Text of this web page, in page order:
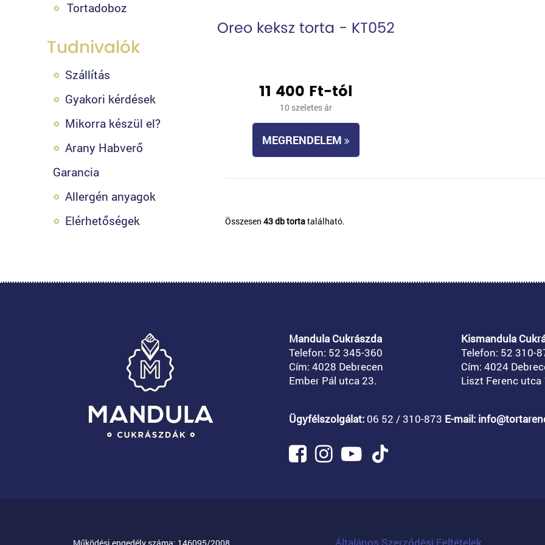
Tortadoboz
Tudnivalók
Szállítás
Gyakori kérdések
Mikorra készül el?
Arany Habverő
Garancia
Allergén anyagok
Elérhetőségek
Oreo keksz torta - KT052
11 400 Ft-tól
10 szeletes ár
MEGRENDELEM
Összesen 43 db tortatalálható.
Mandula Cukrászda
Telefon: 52 345-360
Cím: 4028 Debrecen
Ember Pál utca 23.
Kismandula
Telefon: 52 310-
Cím: 4024
Liszt Ferenc utca
Ügyfélszolgálat: 06 52 / 310-873 E-mail:
Működési engedély száma: 146095/2008 Általános Szerződési Feltételek